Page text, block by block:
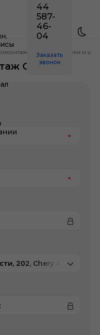
44
587-
46-
04
Заказать
звонок
колесные диски и
Chery
202, Chery Атлант-М